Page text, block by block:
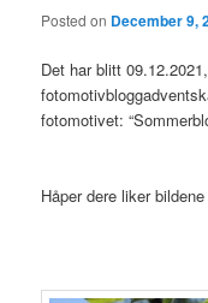
Posted on December 9,
Det har blitt
fotomotivet:
Håper dere liker